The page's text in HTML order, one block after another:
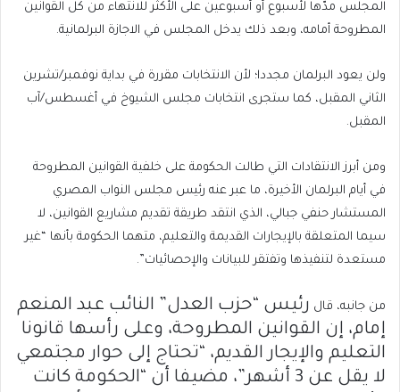
المجلس مدّها لأسبوع أو أسبوعين على الأكثر للانتهاء من كل القوانين
المطروحة أمامه، وبعد ذلك يدخل المجلس في الاجازة البرلمانية.
ولن يعود البرلمان مجددا؛ لأن الانتخابات مقررة في بداية نوفمبر/تشرين
الثاني المقبل، كما ستجرى انتخابات مجلس الشيوخ في أغسطس/آب
المقبل.
ومن أبرز الانتقادات التي طالت الحكومة على خلفية القوانين المطروحة
في أيام البرلمان الأخيرة، ما عبر عنه رئيس مجلس النواب المصري
المستشار حنفي جبالي، الذي انتقد طريقة تقديم مشاريع القوانين، لا
سيما المتعلقة بالإيجارات القديمة والتعليم، متهما الحكومة بأنها “غير
مستعدة لتنفيذها وتفتقر للبيانات والإحصائيات”.
من جانبه، قال رئيس “حزب العدل” النائب عبد المنعم
إمام، إن القوانين المطروحة، وعلى رأسها قانونا
التعليم والإيجار القديم، “تحتاج إلى حوار مجتمعي
لا يقل عن 3 أشهر”، مضيفا أن “الحكومة كانت